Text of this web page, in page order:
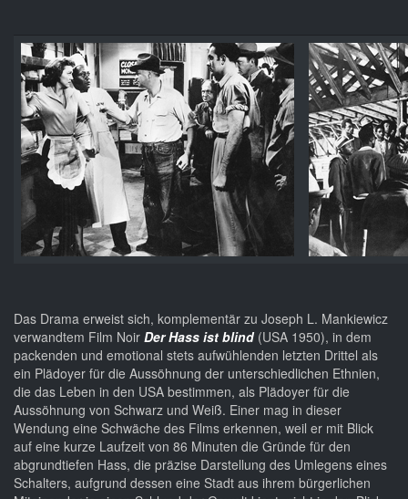
Das Drama erweist sich, komplementär zu Joseph L. Mankiewicz
verwandtem Film Noir Der Hass ist blind (USA 1950), in dem
packenden und emotional stets aufwühlenden letzten Drittel als
ein Plädoyer für die Aussöhnung der unterschiedlichen Ethnien,
die das Leben in den USA bestimmen, als Plädoyer für die
Aussöhnung von Schwarz und Weiß. Einer mag in dieser
Wendung eine Schwäche des Films erkennen, weil er mit Blick
auf eine kurze Laufzeit von 86 Minuten die Gründe für den
abgrundtiefen Hass, die präzise Darstellung des Umlegens eines
Schalters, aufgrund dessen eine Stadt aus ihrem bürgerlichen